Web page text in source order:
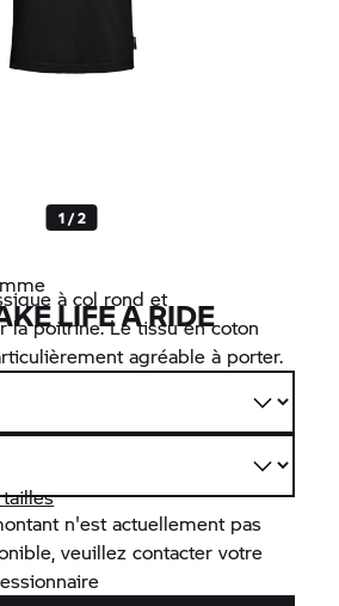
1 / 2
LIFE A RIDE
à col rond et
la poitrine. Le tissu en coton
agréable à porter.
n'est actuellement pas
veuillez contacter votre